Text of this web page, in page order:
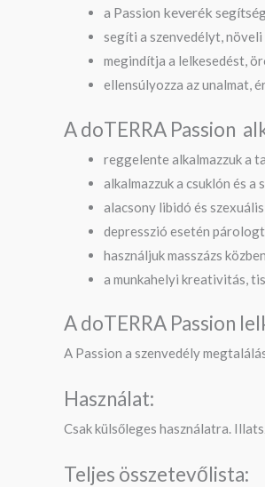
a Passion keverék
segíti a szenvedélyt,
megindítja a lelkesedést,
ellensúlyozza az unalmat,
A doTERRA Passion
reggelente alkalmazzuk a
alkalmazzuk a csuklón és
alacsony libidó és
depresszió esetén
használjuk masszázs
a munkahelyi kreativitás,
A doTERRA Passion
A Passion a szenvedély
Használat:
Csak külsőleges használatra.
Teljes összetevőlista: